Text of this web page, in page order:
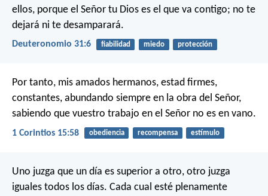
ellos, porque el Señor tu Dios es el que va contigo; no te
dejará ni te desamparará.
Deuteronomio 31:6 fiabilidad miedo protección
Por tanto, mis amados hermanos, estad firmes,
constantes, abundando siempre en la obra del Señor,
sabiendo que vuestro trabajo en el Señor no es en vano.
1 Corintios 15:58 obediencia recompensa estímulo
Uno juzga que un día es superior a otro, otro juzga
iguales todos los días. Cada cual esté plenamente